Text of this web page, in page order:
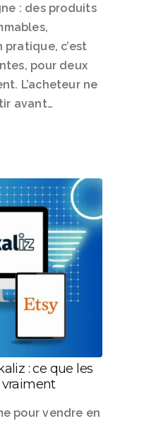
: des produits
pratique, c’est
pour deux
L’acheteur ne
avant…
: ce que les
pour vendre en